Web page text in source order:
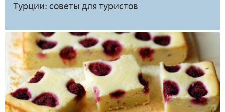
Турции: советы для туристов